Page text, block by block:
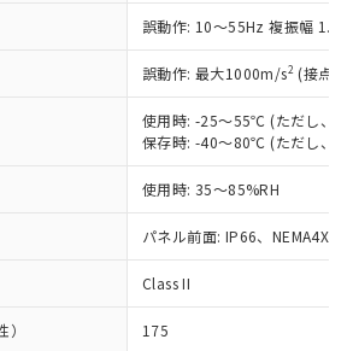
誤動作: 10～55Hz 複振幅
誤動作: 最大1000m/s2 (接点
使用時: -25～55℃ (ただし、氷
保存時: -40～80℃ (ただし、氷
使用時: 35～85%RH
パネル前面: IP66、NEMA4X,
Class II
175
納期状況および標準価格はお客
取引先、またはお客様担当のオ
制御機器販売店・当社販売員に
ン制御機器販売店や当社販売拠
販売ネットワーク
」をご確認
況および標準価格結果を当社の
いようお願いします。
ーツ機能（部品リスト作成サー
ご利用いただくには、I-Web
ズにご登録されている必要が
） 1000ppm以下、フタル酸ジブチル
以下、フタル酸ジイソブチル
令で産業用監視および制御機器に対する
ル類の４物質については閾値を超える意
いことを確認しています。
切り替え状況などにより、予定
ことがあります。
ブチル) : 1000ppm、 DIBP(フタル酸ジ
、 BBP(フタル酸ブチルベンジ
害物質（10物質）のすべてが基
ることを示します。
常の使用状況下において有害物
えいし、環境に深刻な影響を
数を意味します。
認です。当社販売部門へお問
砕するなど、違法に輸出されな
必要な手段を講じます。
貴社製品を、核兵器、ミサイ
学兵器、生物兵器またはその他
びにこれらの製造装置等に一切
、貴社製品を第三者に販売する
、上記1、2および3の内容を当
者に通知します。また当社は、
および販売に係わる関係者が違
するおそれがある場合は、取
在庫なし(最新の在庫状況につ
いては、お客様のお取引先、ま
たはお客様担当のオムロン制御
機器販売店・当社販売員にご確
受注生産機種、また在庫状況の
情報を公開していない機種